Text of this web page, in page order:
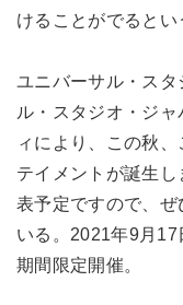
けることがでるとい
ユニバーサル・ス
ル・スタジオ・ジ
ィにより、この秋
テイメントが誕生
表予定ですので、
いる。2021年9月
期間限定開催。